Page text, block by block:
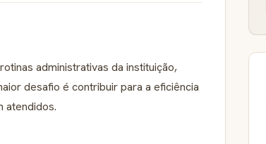
administrativas da instituição,
desafio é contribuir para a eficiência
atendidos.